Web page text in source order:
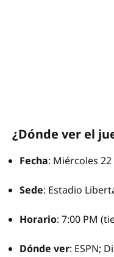
¿Dónde ver el
Fecha: Miércoles
Sede: Estadio
Horario: 7:00 PM
Dónde ver: ESPN;